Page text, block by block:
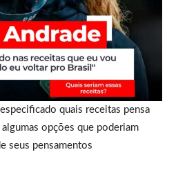
quais receitas pensa
opções que poderiam
seus pensamentos